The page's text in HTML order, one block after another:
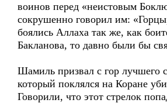
воинов перед «неистовым
сокрушенно говорил им:
боялись Аллаха так же, как
Бакланова, то давно были бы
Шамиль призвал с гор лучшего
который поклялся на Коране
Говорили, что этот стрелок